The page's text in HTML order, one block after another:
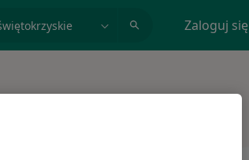
Zaloguj się